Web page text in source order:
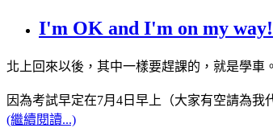
I'm OK and I'm on my way!
北上回來以後，其中一樣要趕課的，就是學車。
因為考試早定在7月4日早上（大家有空請為我
(繼續閱讀...)